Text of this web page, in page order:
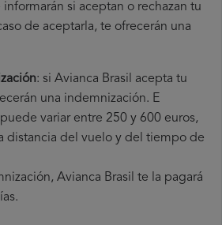
informarán si aceptan o rechazan tu
de aceptarla, te ofrecerán una
: si Avianca Brasil acepta tu
una indemnización. E
variar entre 250 y 600 euros,
distancia del vuelo y del tiempo de
Avianca Brasil te la pagará